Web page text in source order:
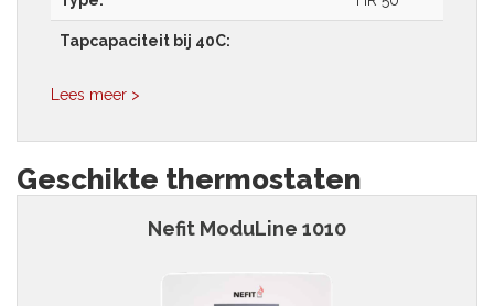
Tapcapaciteit bij 40C:
Lees meer >
Geschikte thermostaten
Nefit ModuLine 1010